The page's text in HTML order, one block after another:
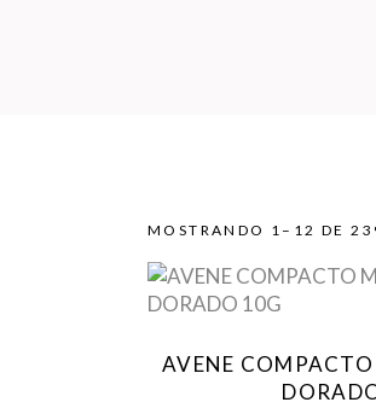
MOSTRANDO 1–12 DE
AVENE